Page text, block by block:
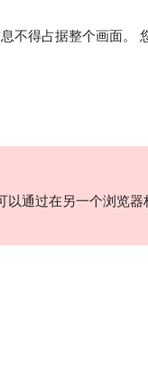
不得占据整个画面。
通过在另一个浏览